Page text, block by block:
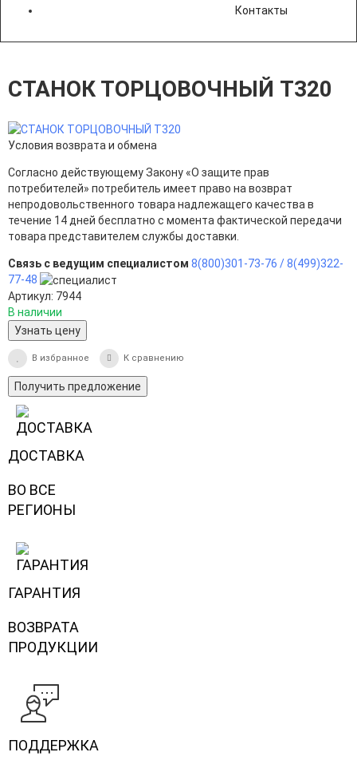
Контакты
СТАНОК ТОРЦОВОЧНЫЙ T320
Условия возврата и обмена
Согласно действующему Закону «О защите прав
потребителей» потребитель имеет право на возврат
непродовольственного товара надлежащего качества в
течение 14 дней бесплатно с момента фактической передачи
товара представителем службы доставки.
Связь с ведущим специалистом 8(800)301-73-76 /8(499)322-
77-48
Артикул: 7944
В наличии
Узнать цену
В избранное К сравнению
Получить предложение
ДОСТАВКА
ВО ВСЕ
РЕГИОНЫ
ГАРАНТИЯ
ВОЗВРАТА
ПРОДУКЦИИ
ПОДДЕРЖКА